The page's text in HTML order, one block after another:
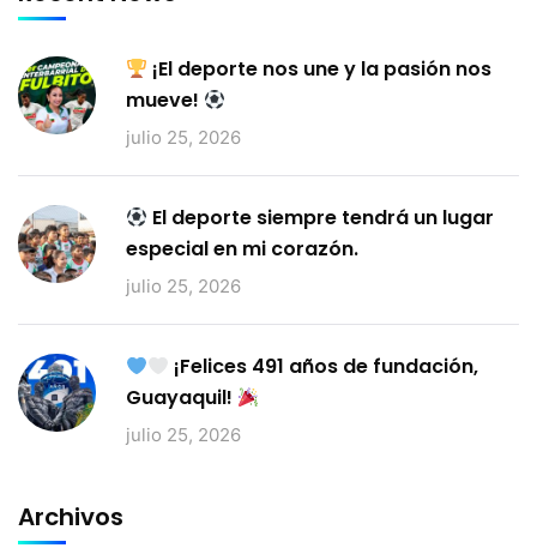
¡El deporte nos une y la pasión nos
mueve!
julio 25, 2026
El deporte siempre tendrá un lugar
especial en mi corazón.
julio 25, 2026
¡Felices 491 años de fundación,
Guayaquil!
julio 25, 2026
Archivos